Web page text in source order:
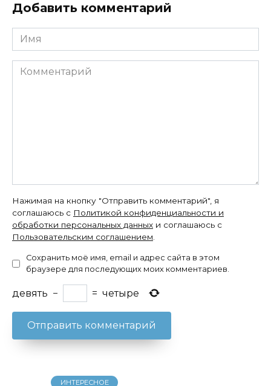
Добавить комментарий
Имя
Комментарий
Нажимая на кнопку "Отправить комментарий", я
соглашаюсь с Политикой конфиденциальности и
обработки персональных данных и соглашаюсь с
Пользовательским соглашением.
Сохранить моё имя, email и адрес сайта в этом
браузере для последующих моих комментариев.
девять − = четыре
ИНТЕРЕСНОЕ